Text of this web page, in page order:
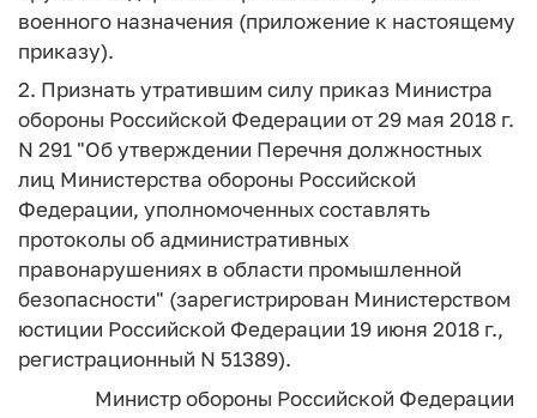
военного назначения (приложение к настоящему
приказу).
2. Признать утратившим силу приказ Министра
обороны Российской Федерации от 29 мая 2018 г.
N 291 "Об утверждении Перечня должностных
лиц Министерства обороны Российской
Федерации, уполномоченных составлять
протоколы об административных
правонарушениях в области промышленной
безопасности" (зарегистрирован Министерством
юстиции Российской Федерации 19 июня 2018 г.,
регистрационный N 51389).
Министр обороны Российской Федерации